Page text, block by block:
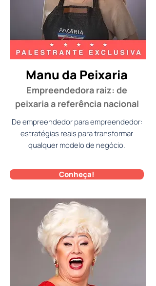
Manu da Peixaria
Empreendedora raiz: de
peixaria a referência nacional
De empreendedor para empreendedor:
estratégias reais para transformar
qualquer modelo de negócio.
Conheça!